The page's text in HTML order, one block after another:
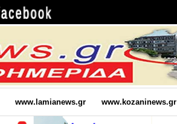
www.lamianews.gr www.kozaninews.gr